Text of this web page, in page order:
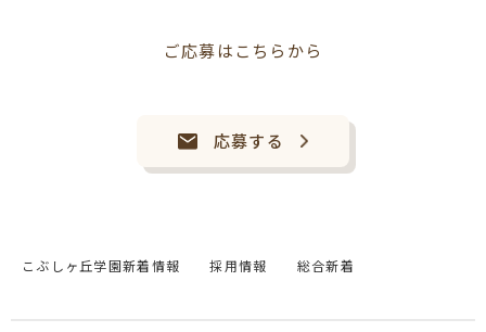
ご応募はこちらから
応募する
こぶしヶ丘学園新着情報 採用情報 総合新着